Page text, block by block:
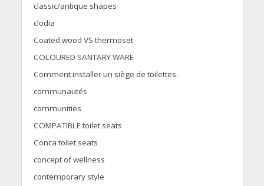
classic/antique shapes
clodia
Coated wood VS thermoset
COLOURED SANTARY WARE
Comment installer un siège de toilettes.
communautés
communities
COMPATIBLE toilet seats
Conca toilet seats
concept of wellness
contemporary style